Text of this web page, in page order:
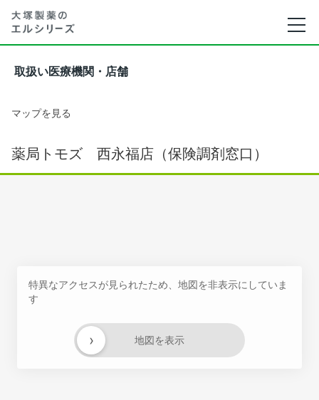
取扱い医療機関・店舗
マップを見る
薬局トモズ 西永福店（保険調剤窓口）
特異なアクセスが見られたため、地図を非表示にしていま
す
地図を表示
›